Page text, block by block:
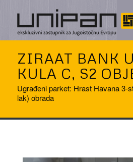
ZIRAAT BANK
KULA C, S2
Ugrađeni parket: Hrast Havana 3-
lak) obrada